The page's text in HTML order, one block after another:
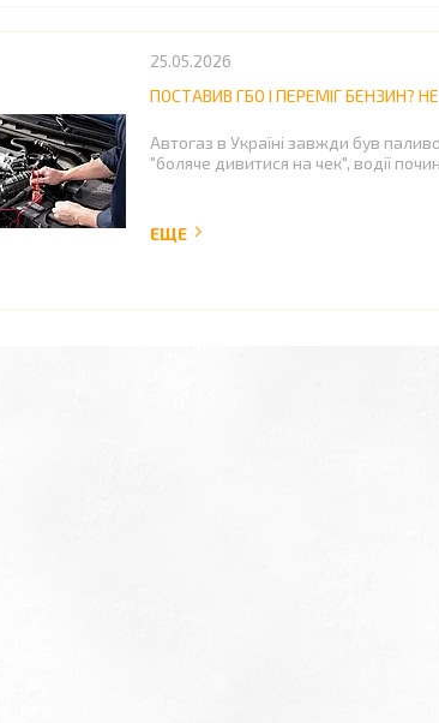
25.05.2026
ПОСТАВИВ ГБО І ПЕРЕМІГ БЕНЗИН?
Автогаз в Україні завжди був
"боляче дивитися на чек", водії